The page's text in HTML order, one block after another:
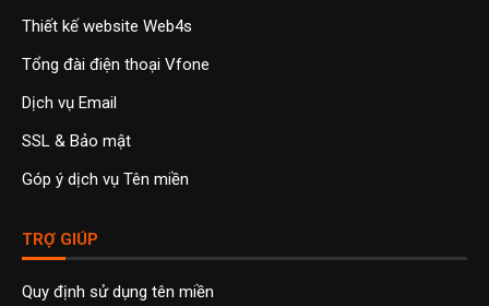
Thiết kế website Web4s
Tổng đài điện thoại Vfone
Dịch vụ Email
SSL & Bảo mật
Góp ý dịch vụ Tên miền
TRỢ GIÚP
Quy định sử dụng tên miền